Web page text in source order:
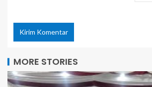
MORE STORIES